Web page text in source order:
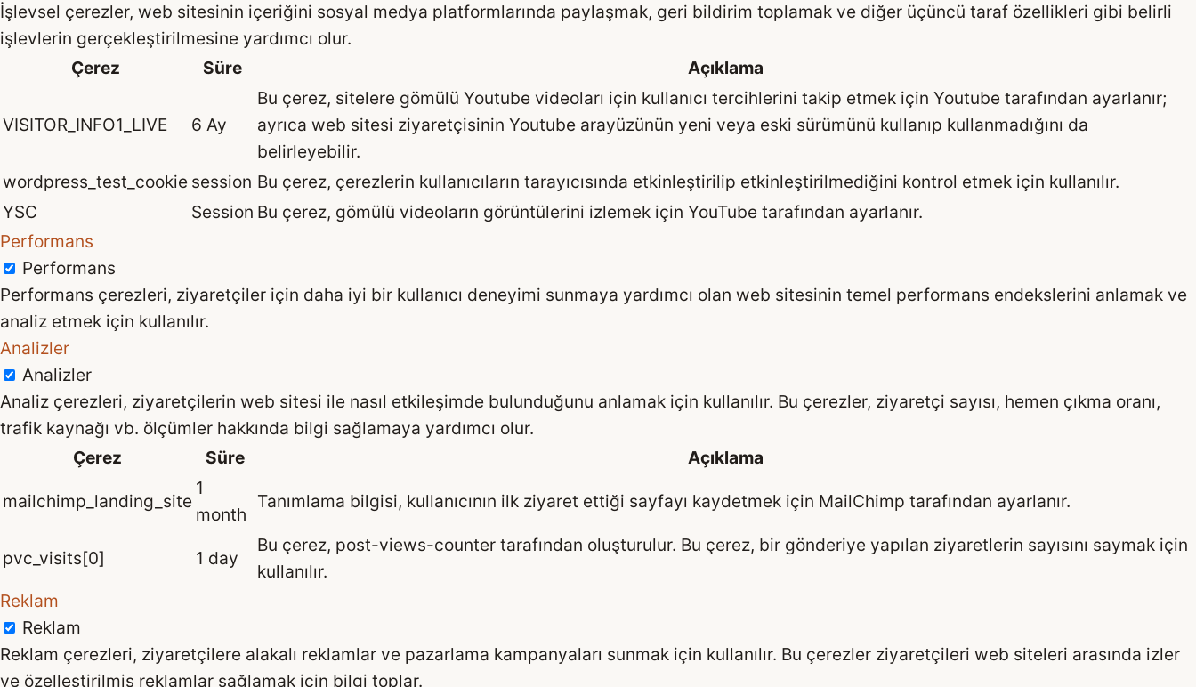
İşlevsel çerezler, web sitesinin içeriğini sosyal medya platformlarında paylaşmak, geri bildirim toplamak ve diğer üçüncü taraf özellikleri gibi belirli
işlevlerin gerçekleştirilmesine yardımcı olur.
Çerez
Süre Açıklama
VISITOR_INFO1_LIVE 6 Ay
Bu çerez, sitelere gömülü Youtube videoları için kullanıcı tercihlerini takip etmek için Youtube tarafından ayarlanır;
ayrıca web sitesi ziyaretçisinin Youtube arayüzünün yeni veya eski sürümünü kullanıp kullanmadığını da
belirleyebilir.
wordpress_test_cookie session Bu çerez, çerezlerin kullanıcıların tarayıcısında etkinleştirilip etkinleştirilmediğini kontrol etmek için kullanılır.
YSC
Session Bu çerez, gömülü videoların görüntülerini izlemek için YouTube tarafından ayarlanır.
Performans
Performans
Performans çerezleri, ziyaretçiler için daha iyi bir kullanıcı deneyimi sunmaya yardımcı olan web sitesinin temel performans endekslerini anlamak ve
analiz etmek için kullanılır.
Analizler
Analizler
Analiz çerezleri, ziyaretçilerin web sitesi ile nasıl etkileşimde bulunduğunu anlamak için kullanılır. Bu çerezler, ziyaretçi sayısı, hemen çıkma oranı,
trafik kaynağı vb. ölçümler hakkında bilgi sağlamaya yardımcı olur.
Çerez
Süre Açıklama
mailchimp_landing_site
1
month
Tanımlama bilgisi, kullanıcının ilk ziyaret ettiği sayfayı kaydetmek için MailChimp tarafından ayarlanır.
pvc_visits[0] 1 day
Bu çerez, post-views-counter tarafından oluşturulur. Bu çerez, bir gönderiye yapılan ziyaretlerin sayısını saymak için
kullanılır.
Reklam
Reklam
Reklam çerezleri, ziyaretçilere alakalı reklamlar ve pazarlama kampanyaları sunmak için kullanılır. Bu çerezler ziyaretçileri web siteleri arasında izler
ve özelleştirilmiş reklamlar sağlamak için bilgi toplar.